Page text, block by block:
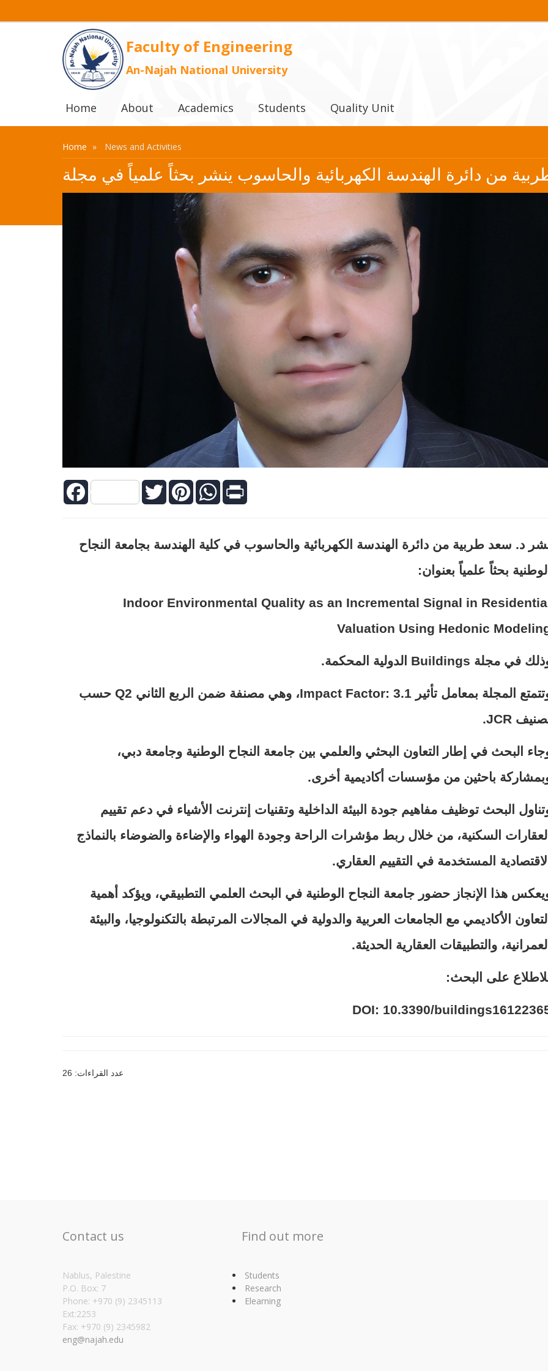
Faculty of Engineering
An-Najah National University
Home About Academics Students Quality Unit
Home News and Activities
Facebook Twitter PinterestWhatsApp
د. سعد طربية مندائرة الهندسة الكهربائية والحاسوب في كلية الهندسة بجامعة النجاح
بحثاً علمياً بعنوان:
Indoor Environmental Quality as an Incremental Signal in
Valuation Using Hedonic
في مجلة Buildings الدولية المحكمة.
المجلة بمعامل تأثير Impact Factor: 3.1، وهي مصنفة ضمن الربع الثاني Q2 حسب
JCR
.
البحث في إطار التعاون البحثي والعلمي بين جامعة النجاح الوطنية وجامعة دبي،
باحثين من مؤسسات أكاديمية أخرى.
البحث توظيف مفاهيمجودة البيئة الداخلية وتقنيات إنترنت الأشياء في دعم تقييم
السكنية، من خلال ربط مؤشرات الراحة وجودة الهواء والإضاءة والضوضاء بالنماذج
المستخدمة في التقييم العقاري.
هذا الإنجاز حضور جامعة النجاح الوطنية في البحث العلمي التطبيقي، ويؤكد أهمية
الأكاديمي مع الجامعات العربية والدولية في المجالات المرتبطة بالتكنولوجيا، والبيئة
والتطبيقات العقارية الحديثة.
على البحث:
DOI: 10.3390/
عدد القراءات: 26
Contact us
Nablus, Palestine
P.O. Box: 7
Phone: +970 (9) 2345113
Ext:2253
Fax: +970 (9) 2345982
eng@najah.edu
Find out more
Students
Research
Elearning